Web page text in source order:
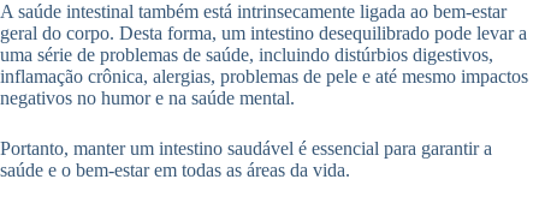
A saúde intestinal também está intrinsecamente ligada ao bem-estar
geral do corpo. Desta forma, um intestino desequilibrado pode levar a
uma série de problemas de saúde, incluindo distúrbios digestivos,
inflamação crônica, alergias, problemas de pele e até mesmo impactos
negativos no humor e na saúde mental.
Portanto, manter um intestino saudável é essencial para garantir a
saúde e o bem-estar em todas as áreas da vida.